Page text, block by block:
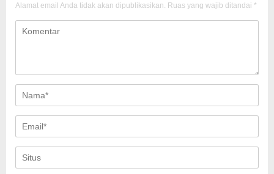
Alamat email Anda tidak akan dipublikasikan. Ruas yang wajib ditandai *